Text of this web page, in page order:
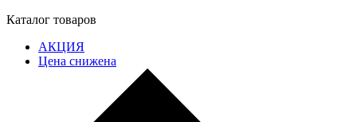
Каталог товаров
АКЦИЯ
Цена снижена